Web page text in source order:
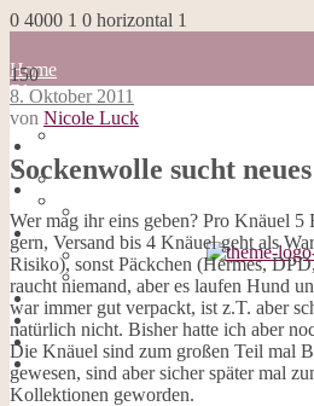
0 4000 1 0 horizontal 1
Home
Blog
about me
Impressum
Datenschutzerklärung
Galerie
Opal-Abos
Strickblogs
Hörbücher
150
Home
Blog
about me
100 Dinge
Impressum
Datenschutzerklärung
Cookies
Galerie
Opal-Abos
Strickblogs
Hörbücher
8. Oktober 2011
von Nicole Luck
Sockenwolle sucht
Wer mag ihr eins geben? Pro Knäuel 5
gern, Versand bis 4 Knäuel geht als
Risiko), sonst Päckchen (Hermes,
raucht niemand, aber es laufen Hund
war immer gut verpackt, ist z.T. aber
natürlich nicht. Bisher hatte ich aber
Die Knäuel sind zum großen Teil mal
gewesen, sind aber sicher später mal
Kollektionen geworden.